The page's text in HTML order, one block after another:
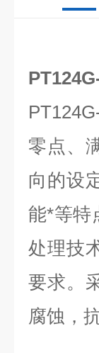
零点、
向的设
能*等特
处理技
要求。
腐蚀，